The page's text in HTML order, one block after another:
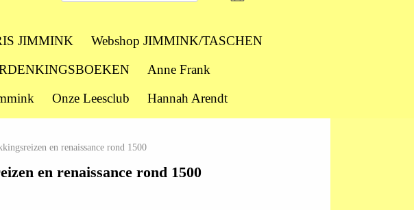
JIMMINK
Webshop JIMMINK/TASCHEN
Anne Frank
Onze Leesclub Hannah Arendt
en renaissance rond 1500
en renaissance rond 1500